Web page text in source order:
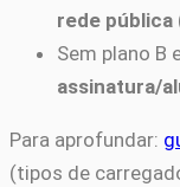
rede pública
Sem plano
assinatura/
Para aprofundar:
(tipos de